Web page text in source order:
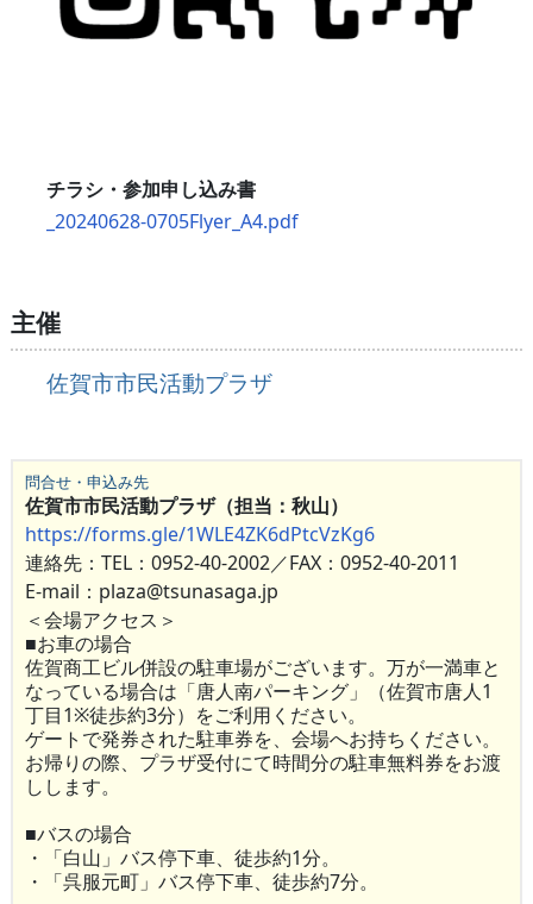
チラシ・参加申し込み書
_20240628-0705Flyer_A4.pdf
主催
佐賀市市民活動プラザ
問合せ・申込み先
佐賀市市民活動プラザ（担当：秋山）
https://forms.gle/1WLE4ZK6dPtcVzKg6
連絡先：TEL：0952-40-2002／FAX：0952-40-2011
E-mail：plaza@tsunasaga.jp
＜会場アクセス＞
■お車の場合
佐賀商工ビル併設の駐車場がございます。万が一満車と
なっている場合は「唐人南パーキング」（佐賀市唐人1
丁目1※徒歩約3分）をご利用ください。
ゲートで発券された駐車券を、会場へお持ちください。
お帰りの際、プラザ受付にて時間分の駐車無料券をお渡
しします。
■バスの場合
・「白山」バス停下車、徒歩約1分。
・「呉服元町」バス停下車、徒歩約7分。